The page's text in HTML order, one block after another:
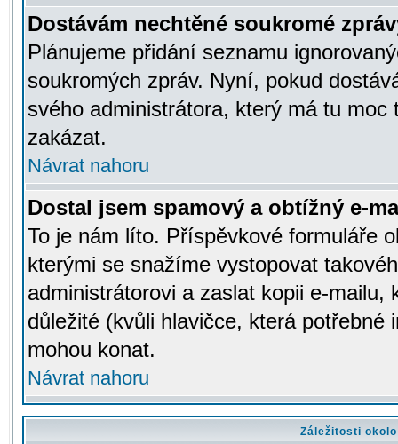
Dostávám nechtěné soukromé
Plánujeme přidání seznamu
soukromých zpráv. Nyní, pokud
svého administrátora, který má tu
zakázat.
Návrat nahoru
Dostal jsem spamový a obtížný e-
To je nám líto. Příspěvkové formuláře
kterými se snažíme vystopovat
administrátorovi a zaslat kopii e-mailu,
důležité (kvůli hlavičce, která potřebné
mohou konat.
Návrat nahoru
Záležitosti